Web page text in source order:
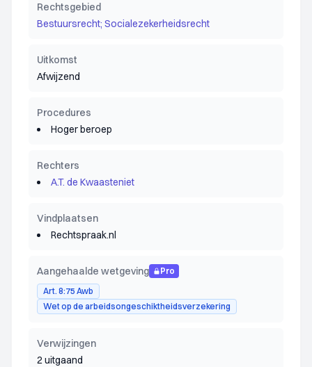
Rechtsgebied
Bestuursrecht; Socialezekerheidsrecht
Uitkomst
Afwijzend
Procedures
Hoger beroep
Rechters
A.T. de Kwaasteniet
Vindplaatsen
Rechtspraak.nl
Aangehaalde wetgeving
Pro
Art. 8:75 Awb
Wet op de arbeidsongeschiktheidsverzekering
Verwijzingen
2 uitgaand